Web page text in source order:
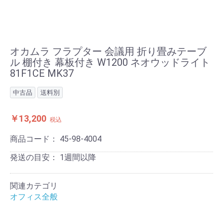
オカムラ フラプター 会議用 折り畳みテーブ
ル 棚付き 幕板付き W1200 ネオウッドライト
81F1CE MK37
中古品 送料別
￥13,200 税込
商品コード： 45-98-4004
発送の目安： 1週間以降
関連カテゴリ
オフィス全般